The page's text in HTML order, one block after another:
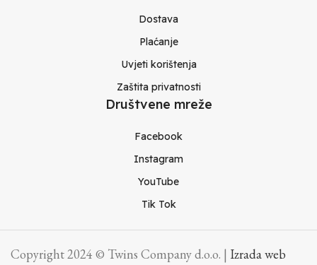
Dostava
Plaćanje
Uvjeti korištenja
Zaštita privatnosti
Društvene mreže
Facebook
Instagram
YouTube
Tik Tok
Copyright 2024 © Twins Company d.o.o. | Izrada web